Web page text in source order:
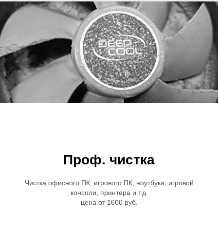
Проф. чистка
Чистка офисного ПК, игрового ПК, ноутбука, игровой
консоли, принтера и т.д.
цена от 1600 руб.